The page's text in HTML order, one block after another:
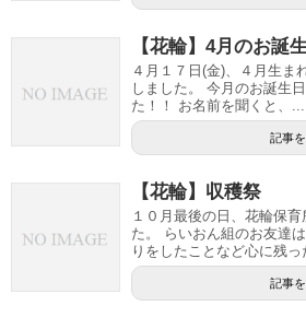
【花輪】4月のお誕
４月１７日(金)、４月生ま
しました。 今月のお誕生
た！！ お名前を聞くと、...
記事
【花輪】収穫祭
１０月最後の日、花輪保
た。 らいおん組のお友達
りをしたことなど心に残っ
記事